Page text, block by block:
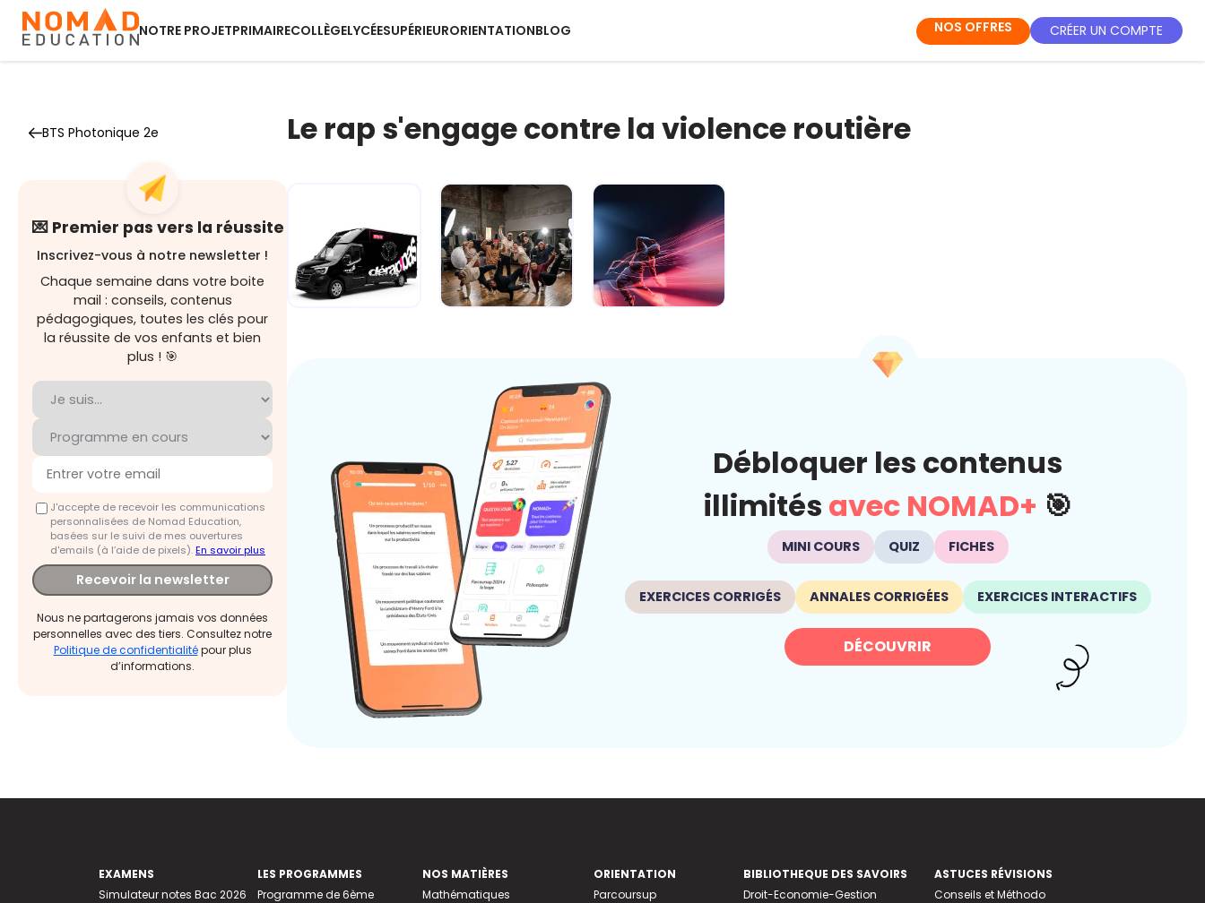
NOTRE PROJETPRIMAIRECOLLÈGELYCÉESUPÉRIEURORIENTATIONBLOG NOS OFFRES CRÉER UN COMPTE
BTS Photonique 2e
💌 Premier pas vers la réussite
Inscrivez-vous à notre newsletter !
Chaque semaine dans votre boite
mail : conseils, contenus
pédagogiques, toutes les clés pour
la réussite de vos enfants et bien
plus ! 🎯
J'accepte de recevoir les communications
personnalisées de Nomad Education,
basées sur le suivi de mes ouvertures
d'emails (à l’aide de pixels).En savoir plus
Recevoir la newsletter
Nous ne partagerons jamais vos données
personnelles avec des tiers. Consultez notre
Politique de confidentialitépour plus
d’informations.
Le rap s'engage contre la violence routière
Débloquer les contenus
illimités avec NOMAD+ 🎯
MINI COURS QUIZ FICHES
EXERCICES CORRIGÉS ANNALES CORRIGÉES EXERCICES INTERACTIFS
DÉCOUVRIR
EXAMENS
Simulateur notes Bac 2026
LES PROGRAMMES
Programme de 6ème
NOS MATIÈRES
Mathématiques
ORIENTATION
Parcoursup
BIBLIOTHEQUE DES SAVOIRS
Droit-Economie-Gestion
ASTUCES RÉVISIONS
Conseils et Méthodo